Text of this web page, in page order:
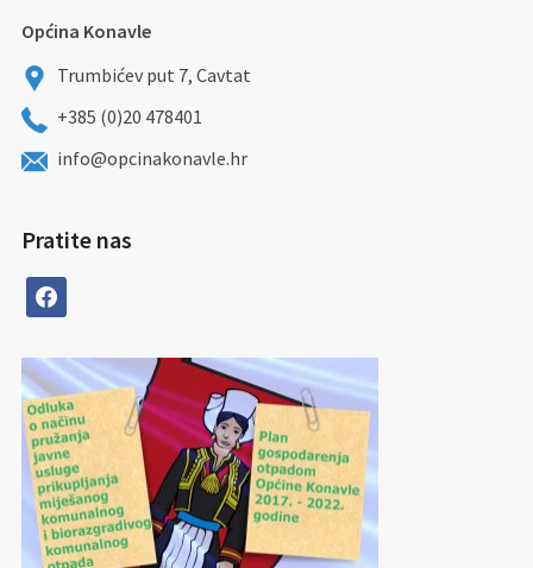
Općina Konavle
Trumbićev put 7, Cavtat
+385 (0)20 478401
info@opcinakonavle.hr
Pratite nas
facebook